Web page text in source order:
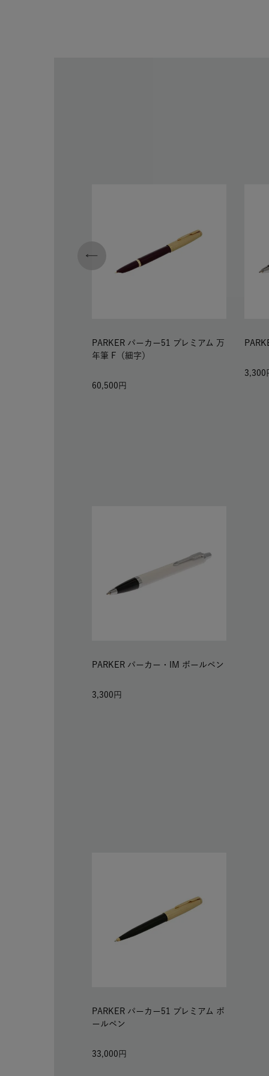
PARKER パーカー51 プレミアム 万
年筆 F（細字）
60,500
3,300
PARKER パーカー・IM ボールペン
3,300
PARKER パーカー51 プレミアム ボ
ールペン
33,000